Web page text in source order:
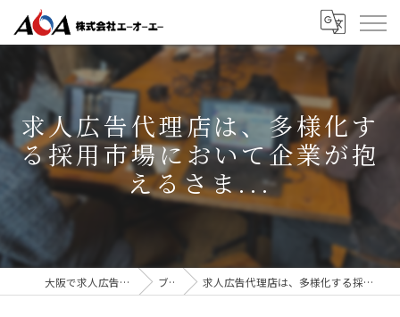
求人広告代理店は、多様化す
る採用市場において企業が抱
えるさま...
大阪で求人広告なら株式会社AOA ブログ 求人広告代理店は、多様化する採用市場において企業が抱えるさま...